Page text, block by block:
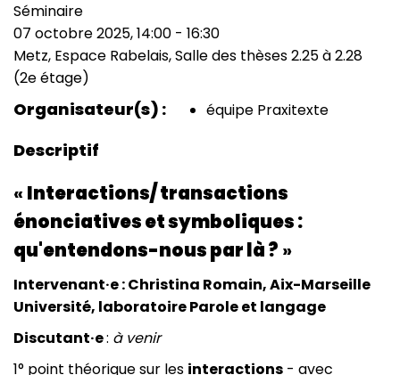
Type
de
manifestation
Séminaire
Date
(smart)
07 octobre 2025, 14:00 - 16:30
Lieu
Metz, Espace Rabelais, Salle des thèses 2.25 à 2.28
(2e étage)
Organisateur(s) équipe Praxitexte
Descriptif
« Interactions/ transactions
énonciatives et symboliques :
qu'entendons-nous par là ? »
Intervenant·e : Christina Romain, Aix-Marseille
Université, laboratoire Parole et langage
Discutant·e: à venir
1° point théorique sur les interactions - avec